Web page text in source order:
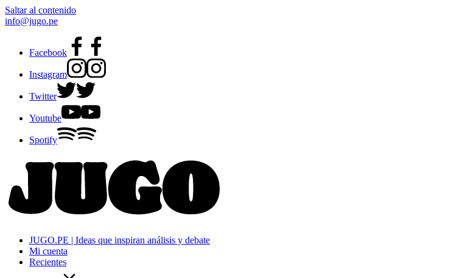
Saltar al contenido
info@jugo.pe
Facebook
Instagram
Twitter
Youtube
Spotify
JUGO.PE | Ideas que inspiran análisis y debate
Mi cuenta
Recientes